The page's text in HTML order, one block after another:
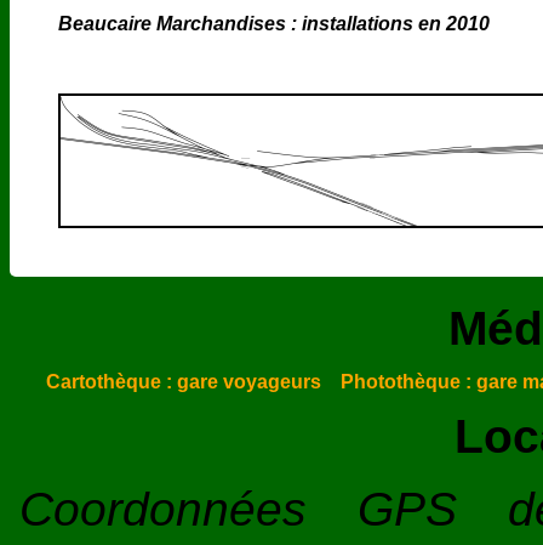
Beaucaire Marchandises : installations en 2010
Cartothèque : gare voyageurs Photothèque : gare
Coordonnées GPS